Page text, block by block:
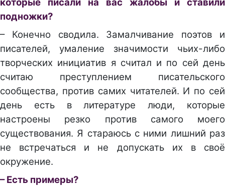
подножки?
– Конечно сводила. Замалчивание поэтов и
писателей, умаление значимости чьих-либо
творческих инициатив я считал и по сей день
считаю преступлением писательского
сообщества, против самих читателей. И по сей
день есть в литературе люди, которые
настроены резко против самого моего
существования. Я стараюсь с ними лишний раз
не встречаться и не допускать их в своё
окружение.
– Есть примеры?